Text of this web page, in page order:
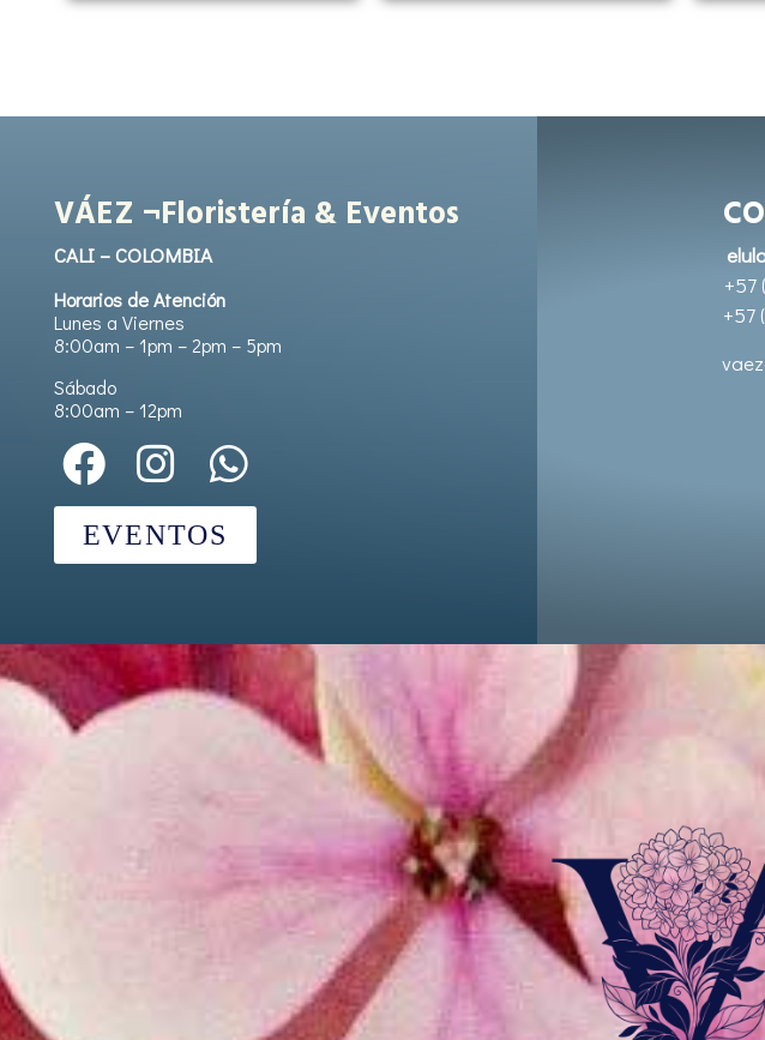
VÁEZ ¬Floristería & Eventos
CALI – COLOMBIA
Horarios de Atención
Lunes a Viernes
8:00am – 1pm – 2pm – 5pm
Sábado
8:00am – 12pm
EVENTOS
+57
+57